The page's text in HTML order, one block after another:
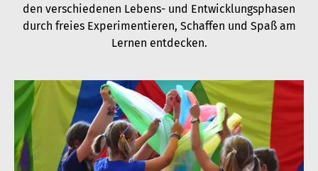
den verschiedenen Lebens- und Entwicklungsphasen
durch freies Experimentieren, Schaffen und Spaß am
Lernen entdecken.